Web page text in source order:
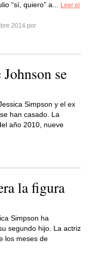
“sí, quiero” a...
Leer el
2014 por
se
Simpson y el ex
han casado. La
año 2010, nueve
la figura
Simpson ha
segundo hijo. La actriz
los meses de